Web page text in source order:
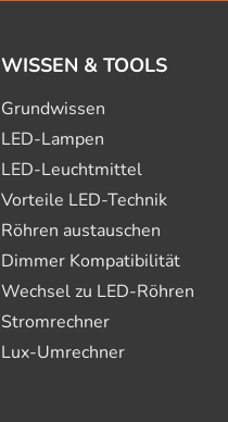
WISSEN & TOOLS
Grundwissen
LED-Lampen
LED-Leuchtmittel
Vorteile LED-Technik
Röhren austauschen
Dimmer Kompatibilität
Wechsel zu LED-Röhren
Stromrechner
Lux-Umrechner